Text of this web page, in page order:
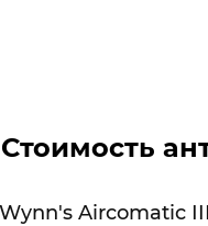
Стоимость
Aircomatic III